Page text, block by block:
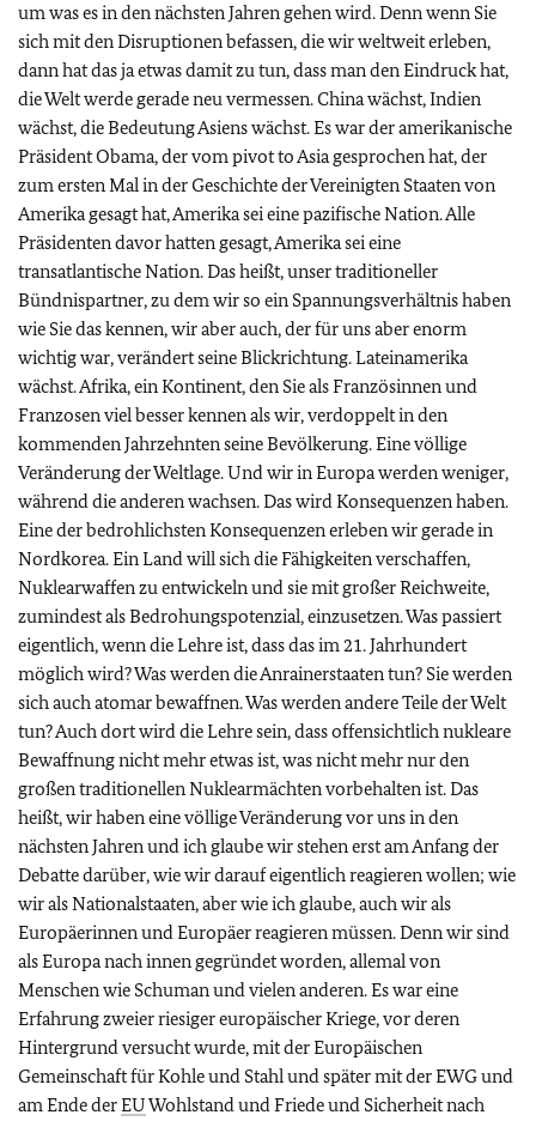
um was es in den nächsten Jahren gehen wird. Denn wenn Sie
sich mit den Disruptionen befassen, die wir weltweit erleben,
dann hat das ja etwas damit zu tun, dass man den Eindruck hat,
die Welt werde gerade neu vermessen. China wächst, Indien
wächst, die Bedeutung Asiens wächst. Es war der amerikanische
Präsident Obama, der vom pivot to Asia gesprochen hat, der
zum ersten Mal in der Geschichte der Vereinigten Staaten von
Amerika gesagt hat, Amerika sei eine pazifische Nation. Alle
Präsidenten davor hatten gesagt, Amerika sei eine
transatlantische Nation. Das heißt, unser traditioneller
Bündnispartner, zu dem wir so ein Spannungsverhältnis haben
wie Sie das kennen, wir aber auch, der für uns aber enorm
wichtig war, verändert seine Blickrichtung. Lateinamerika
wächst. Afrika, ein Kontinent, den Sie als Französinnen und
Franzosen viel besser kennen als wir, verdoppelt in den
kommenden Jahrzehnten seine Bevölkerung. Eine völlige
Veränderung der Weltlage. Und wir in Europa werden weniger,
während die anderen wachsen. Das wird Konsequenzen haben.
Eine der bedrohlichsten Konsequenzen erleben wir gerade in
Nordkorea. Ein Land will sich die Fähigkeiten verschaffen,
Nuklearwaffen zu entwickeln und sie mit großer Reichweite,
zumindest als Bedrohungspotenzial, einzusetzen. Was passiert
eigentlich, wenn die Lehre ist, dass das im 21. Jahrhundert
möglich wird? Was werden die Anrainerstaaten tun? Sie werden
sich auch atomar bewaffnen. Was werden andere Teile der Welt
tun? Auch dort wird die Lehre sein, dass offensichtlich nukleare
Bewaffnung nicht mehr etwas ist, was nicht mehr nur den
großen traditionellen Nuklearmächten vorbehalten ist. Das
heißt, wir haben eine völlige Veränderung vor uns in den
nächsten Jahren und ich glaube wir stehen erst am Anfang der
Debatte darüber, wie wir darauf eigentlich reagieren wollen; wie
wir als Nationalstaaten, aber wie ich glaube, auch wir als
Europäerinnen und Europäer reagieren müssen. Denn wir sind
als Europa nach innen gegründet worden, allemal von
Menschen wie Schuman und vielen anderen. Es war eine
Erfahrung zweier riesiger europäischer Kriege, vor deren
Hintergrund versucht wurde, mit der Europäischen
Gemeinschaft für Kohle und Stahl und später mit der EWG und
am Ende derEUWohlstand und Friede und Sicherheit nach